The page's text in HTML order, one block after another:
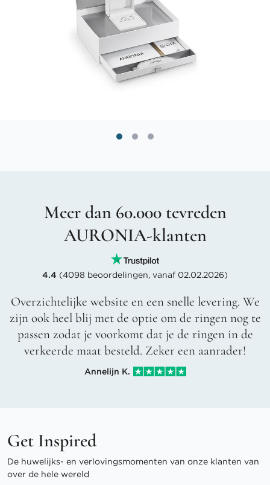
Meer dan 60.000 tevreden
AURONIA-klanten
4.4 (4098 beoordelingen, vanaf 02.02.2026)
Overzichtelijke website en een snelle levering. We
zijn ook heel blij met de optie om de ringen nog te
passen zodat je voorkomt dat je de ringen in de
verkeerde maat besteld. Zeker een aanrader!
Annelijn K.
Get Inspired
De huwelijks- en verlovingsmomenten van onze klanten van
over de hele wereld